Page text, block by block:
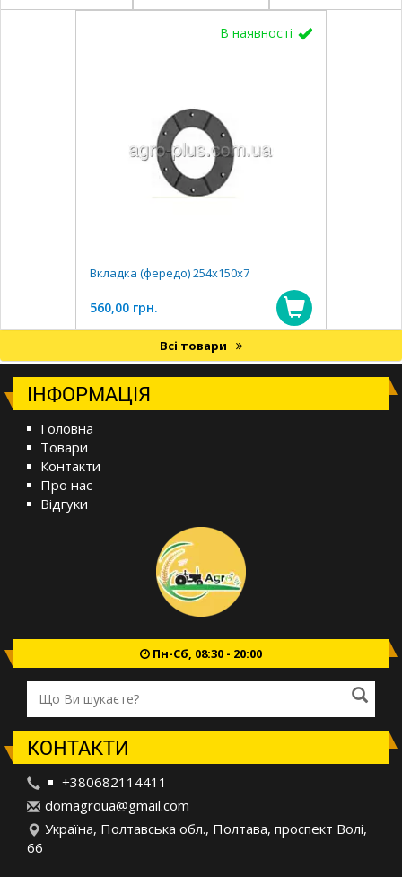
В наявності
Вкладка (фередо) 254х150х7
560,00 грн.
Всі товари
ІНФОРМАЦІЯ
Головна
Товари
Контакти
Про нас
Відгуки
Пн-Сб, 08:30 - 20:00
КОНТАКТИ
+380682114411
domagroua@gmail.com
Україна, Полтавська обл., Полтава, проспект Волі,
66